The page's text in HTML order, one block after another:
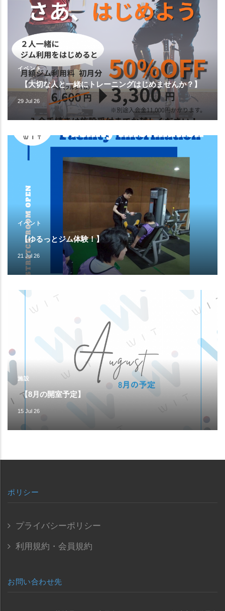
イベント
【大切な人と一緒にトレーニングはじめませんか？】
29 Jul 26
イベント
【ゆるっとジム体験！】
21 Jul 26
施設
【8月の開室予定】
15 Jul 26
ポリシー
プライバシーポリシー
利用規約・会員規約
お問い合わせ先